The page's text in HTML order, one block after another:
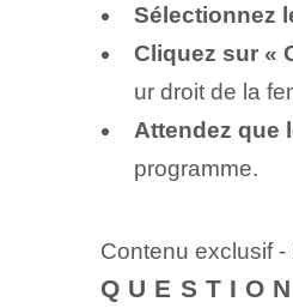
Sélectionnez
Cliquez sur «
ur droit de la
Attendez que
programme.
Contenu exclusif